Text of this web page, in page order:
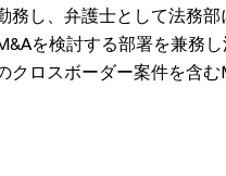
務し、弁護士として法務
を検討する部署を兼務
クロスボーダー案件を含む